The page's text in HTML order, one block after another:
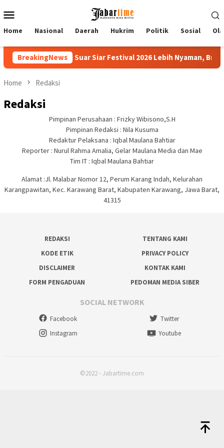
to
Menu
Home Nasional Daerah Hukrim Politik Sosial
BreakingNewsNikmati Suar Siar Festival 2026 Lebih Nyaman, Brits
Home Redaksi
Redaksi
Pimpinan Perusahaan : Frizky Wibisono,S.H
Pimpinan Redaksi : Nila Kusuma
Redaktur Pelaksana : Iqbal Maulana Bahtiar
Reporter : Nurul Rahma Amalia, Gelar Maulana Media dan Mae
Tim IT : Iqbal Maulana Bahtiar
Alamat :Jl. Malabar Nomor 12, Perum Karang Indah, Kelurahan
Karangpawitan, Kec. Karawang Barat, Kabupaten Karawang, Jawa Barat,
41315
REDAKSI
TENTANG KAMI
KODE ETIK
PRIVACY POLICY
DISCLAIMER
KONTAK KAMI
FORM PENGADUAN
PEDOMAN MEDIA SIBER
SOCIAL NETWORK
Facebook
Twitter
Instagram
Youtube
©2022 - Jabartime.com